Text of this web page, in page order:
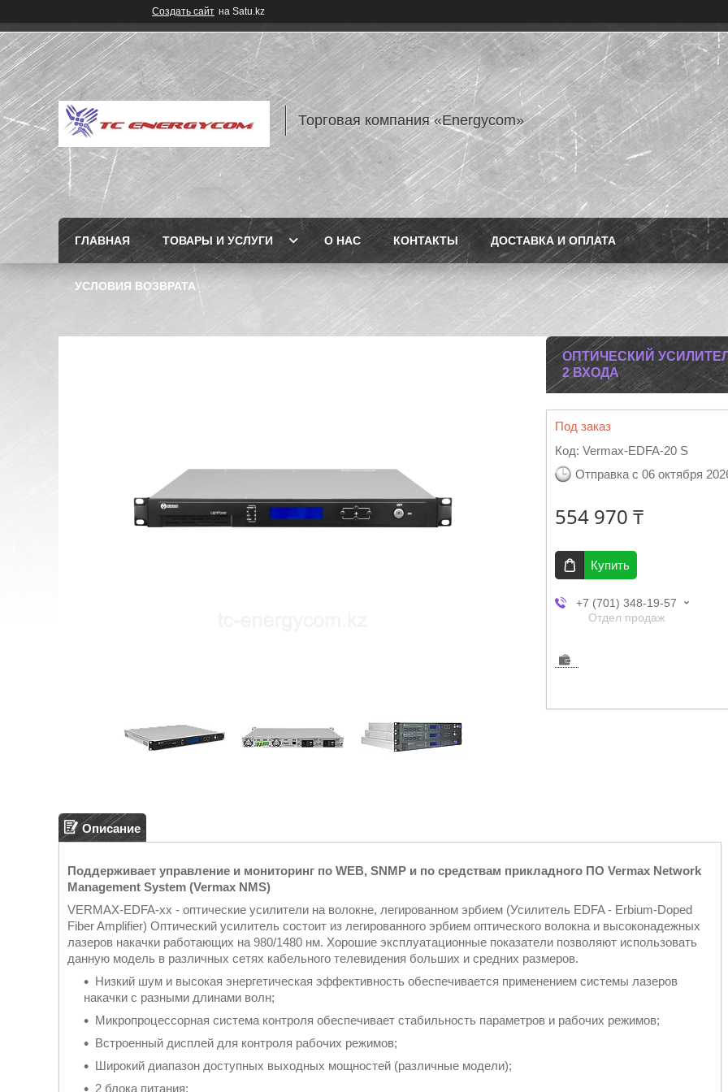
Создать сайт на Satu.kz
Торговая компания «Energycom»
ГЛАВНАЯ ТОВАРЫ И УСЛУГИ О НАС КОНТАКТЫ ДОСТАВКА И ОПЛАТА
УСЛОВИЯ ВОЗВРАТА
ОПТИЧЕСКИЙ
2 ВХОДА
Под заказ
Код: Vermax-EDFA-20 S
Отправка с 06 октября
554 970 ₸
Купить
+7 (701) 348-19-57
Отдел продаж
Описание
Поддерживает управление и мониторинг по WEB, SNMP и по средствам прикладного ПО Vermax Network
Management System (Vermax NMS)
VERMAX-EDFA-xx - оптические усилители на волокне, легированном эрбием (Усилитель EDFA - Erbium-Doped
Fiber Amplifier) Оптический усилитель состоит из легированного эрбием оптического волокна и высоконадежных
лазеров накачки работающих на 980/1480 нм. Хорошие эксплуатационные показатели позволяют использовать
данную модель в различных сетях кабельного телевидения больших и средних размеров.
Низкий шум и высокая энергетическая эффективность обеспечивается применением системы лазеров
накачки с разными длинами волн;
Микропроцессорная система контроля обеспечивает стабильность параметров и рабочих режимов;
Встроенный дисплей для контроля рабочих режимов;
Широкий диапазон доступных выходных мощностей (различные модели);
2 блока питания;